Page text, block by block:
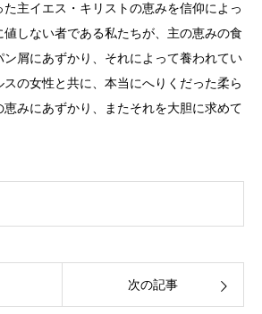
主イエス・キリストの恵みを信仰によっ
しない者である私たちが、主の恵みの食
屑にあずかり、それによって養われてい
スの女性と共に、本当にへりくだった柔ら
みにあずかり、またそれを大胆に求めて
次の記事